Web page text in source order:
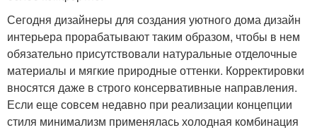
Сегодня дизайнеры для создания уютного дома дизайн
интерьера прорабатывают таким образом, чтобы в нем
обязательно присутствовали натуральные отделочные
материалы и мягкие природные оттенки. Корректировки
вносятся даже в строго консервативные направления.
Если еще совсем недавно при реализации концепции
стиля минимализм применялась холодная комбинация